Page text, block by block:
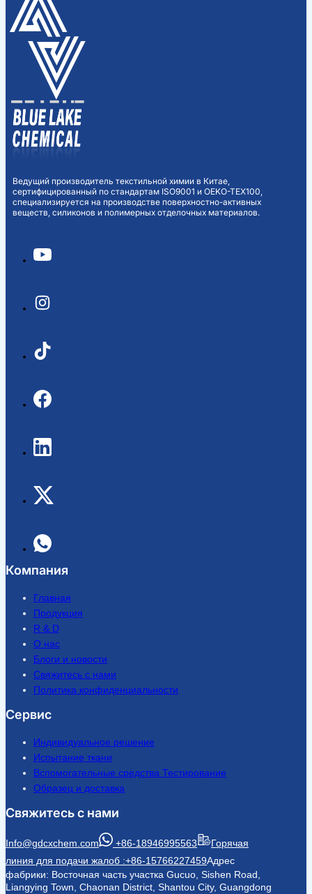
Ведущий производитель текстильной химии в Китае,
сертифицированный по стандартам ISO9001 и OEKO-TEX100,
специализируется на производстве поверхностно-активных
веществ, силиконов и полимерных отделочных материалов.
Компания
Главная
Продукция
R & D
О нас
Блоги и новости
Свяжитесь с нами
Политика конфиденциальности
Сервис
Индивидуальное решение
Испытание ткани
Вспомогательные средства Тестирование
Образец и доставка
Свяжитесь с нами
Info@gdcxchem.com +86-18946995563
Горячая
линия для подачи жалоб :+86-15766227459Адрес
фабрики: Восточная часть участка Gucuo, Sishen Road,
Liangying Town, Chaonan District, Shantou City, Guangdong